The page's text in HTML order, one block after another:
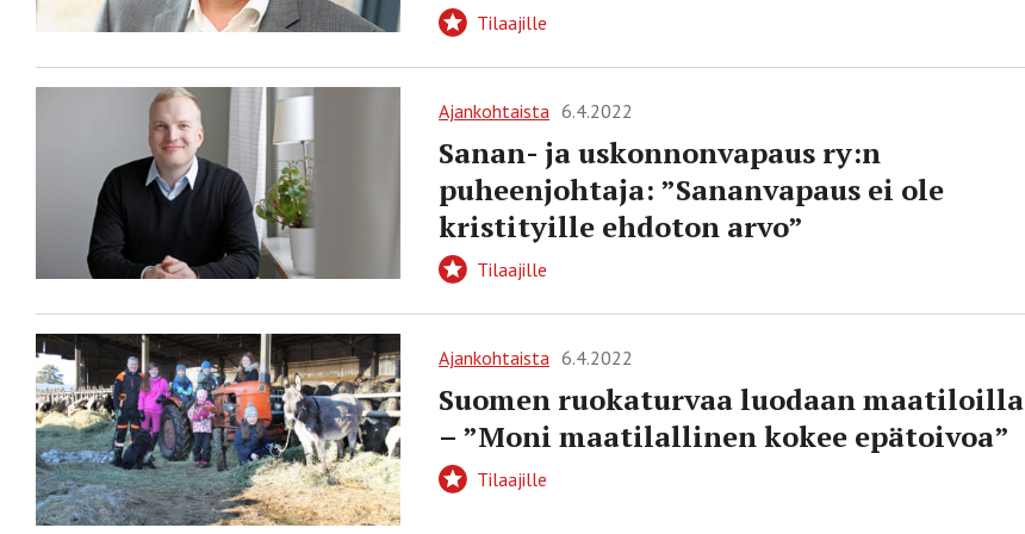
Tilaajille
Ajankohtaista 6.4.2022
Sanan- ja uskonnonvapaus ry:n
puheenjohtaja: ”Sananvapaus ei ole
kristityille ehdoton arvo”
Tilaajille
Ajankohtaista 6.4.2022
Suomen ruokaturvaa luodaan maatiloilla
– ”Moni maatilallinen kokee epätoivoa”
Tilaajille